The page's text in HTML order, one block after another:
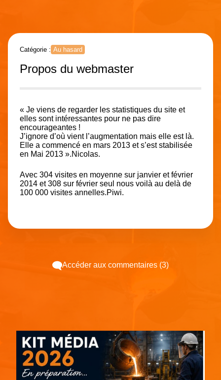
Catégorie : Au hasard
Propos du webmaster
« Je viens de regarder les statistiques du site et
elles sont intéressantes pour ne pas dire
encourageantes !
J’ignore d’où vient l’augmentation mais elle est là.
Elle a commencé en mars 2013 et s’est stabilisée
en Mai 2013 ».Nicolas.
Avec 304 visites en moyenne sur janvier et février
2014 et 308 sur février seul nous voilà au delà de
100 000 visites annelles.Piwi.
Accéder aux commentaires (3)